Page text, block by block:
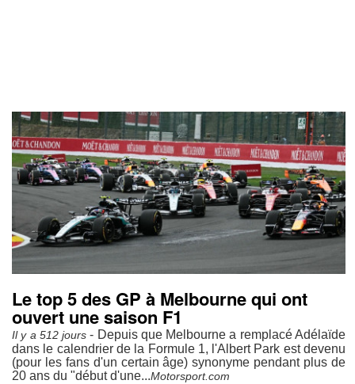
Le top 5 des GP à Melbourne qui ont
ouvert une saison F1
Il y a 512 jours - Depuis que Melbourne a remplacé Adélaïde
dans le calendrier de la Formule 1, l'Albert Park est devenu
(pour les fans d'un certain âge) synonyme pendant plus de
20 ans du "début d'une...Motorsport.com